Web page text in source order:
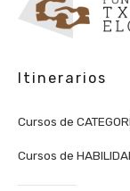
Itinerarios
Cursos de
Cursos de